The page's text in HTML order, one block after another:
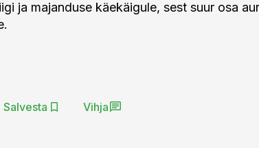
ja majanduse käekäigule, sest suur osa
Salvesta Vihja